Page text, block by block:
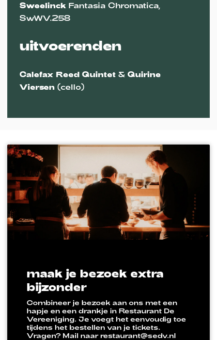
Sweelinck Fantasia Chromatica,
SwWV.258
uitvoerenden
Calefax Reed Quintet & Quirine
Viersen (cello)
maak je bezoek extra
bijzonder
Combineer je bezoek aan ons met een
hapje en een drankje in Restaurant De
Vereeniging. Je voegt het eenvoudig toe
tijdens het bestellen van je tickets.
Vragen? Mail naar restaurant@sedv.nl